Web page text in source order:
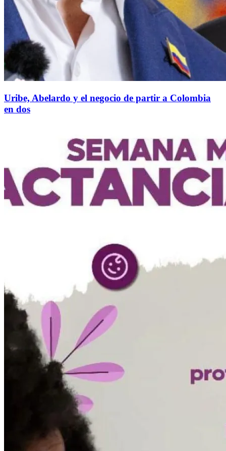
Uribe, Abelardo y el negocio de partir a Colombia
en dos